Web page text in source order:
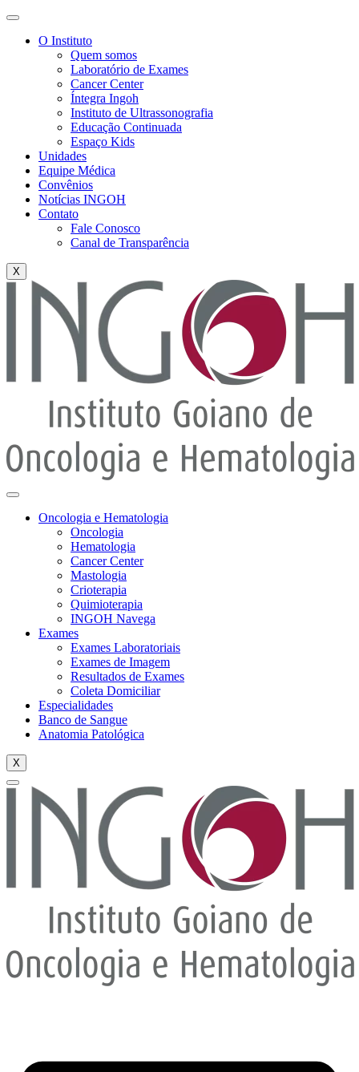
O Instituto
Quem somos
Laboratório de Exames
Cancer Center
Íntegra Ingoh
Instituto de Ultrassonografia
Educação Continuada
Espaço Kids
Unidades
Equipe Médica
Convênios
Notícias INGOH
Contato
Fale Conosco
Canal de Transparência
X
Oncologia e Hematologia
Oncologia
Hematologia
Cancer Center
Mastologia
Crioterapia
Quimioterapia
INGOH Navega
Exames
Exames Laboratoriais
Exames de Imagem
Resultados de Exames
Coleta Domiciliar
Especialidades
Banco de Sangue
Anatomia Patológica
X